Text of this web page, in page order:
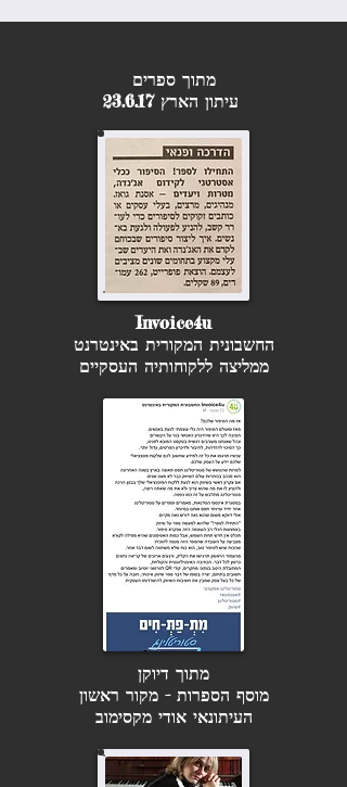
מתוך ספרים
עיתון הארץ 23.6.17
Invoice4u
החשבונית המקורית באינטרנט
ממליצה ללקוחותיה העסקיים
מתוך דיוקן
מוסף הספרות - מקור ראשון
העיתונאי אודי מקסימוב